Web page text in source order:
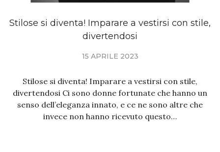
Stilose si diventa! Imparare a vestirsi con stile,
divertendosi
15 APRILE 2023
Stilose si diventa! Imparare a vestirsi con stile,
divertendosi Ci sono donne fortunate che hanno un
senso dell’eleganza innato, e ce ne sono altre che
invece non hanno ricevuto questo…